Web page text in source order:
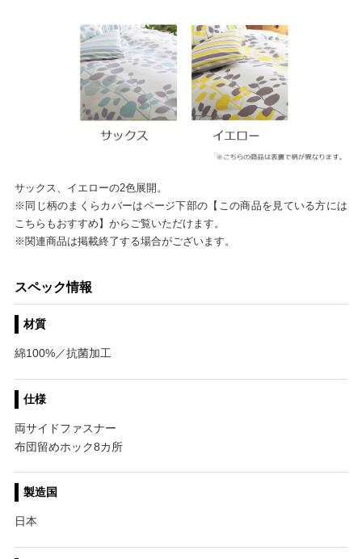
サックス、イエローの2色展開。
※同じ柄のまくらカバーはページ下部の【この商品を見ている方には
こちらもおすすめ】からご覧いただけます。
※関連商品は掲載終了する場合がございます。
スペック情報
材質
綿100%／抗菌加工
仕様
両サイドファスナー
布団留めホック8カ所
製造国
日本